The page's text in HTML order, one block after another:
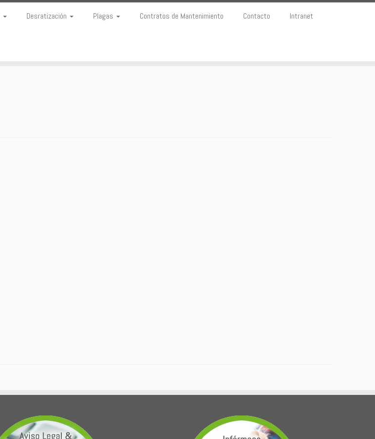
Desratización Plagas Contratos de Mantenimiento Contacto
Intranet